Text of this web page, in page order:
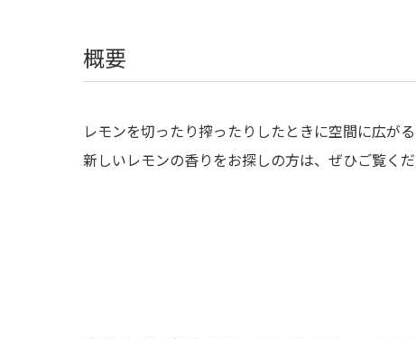
概要
レモンを切ったり搾ったりしたときに空間に広が
新しいレモンの香りをお探しの方は、ぜひご覧くだ